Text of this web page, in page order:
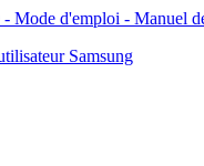
Mode d'emploi - Manuel
Samsung